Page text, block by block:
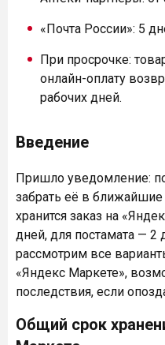
«Почта России»: 5
При просрочке:
онлайн-оплату
рабочих дней.
Введение
Пришло уведомление:
забрать её в ближайшие
хранится заказ на
дней, для постамата — 2
рассмотрим все
«Яндекс Маркете»,
последствия, если
Общий срок